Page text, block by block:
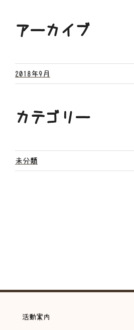
アーカイブ
2018年9月
カテゴリー
未分類
活動案内